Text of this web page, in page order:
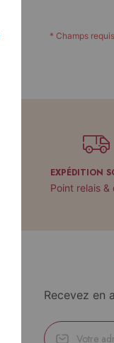
EXPÉDITION
Point relais &
Recevez en